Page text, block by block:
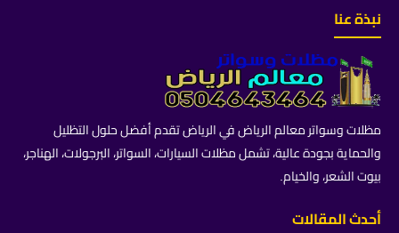
نبذة عنا
مظلات وسواتر معالم الرياض في الرياض تقدم أفضل حلول التظليل
والحماية بجودة عالية، تشمل مظلات السيارات، السواتر، البرجولات، الهناجر،
بيوت الشعر، والخيام.
أحدث المقالات